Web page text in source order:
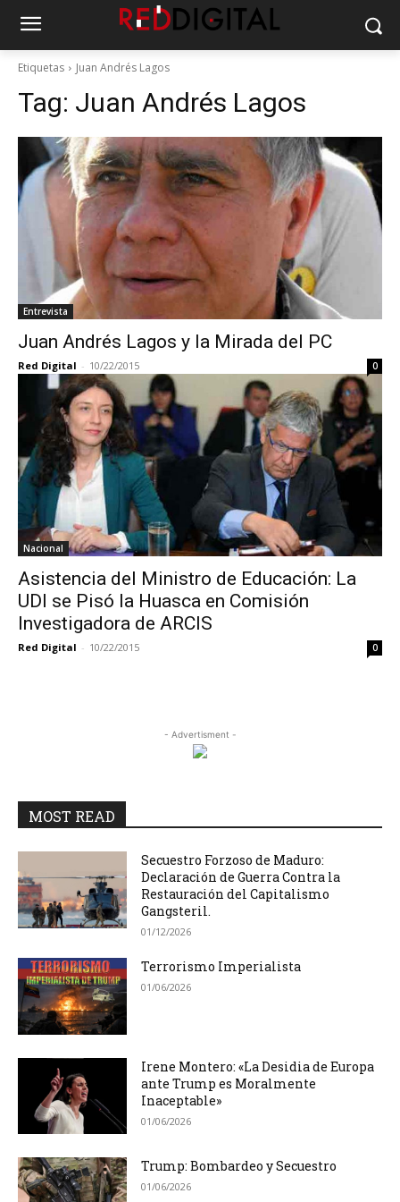
Etiquetas Juan Andrés Lagos
Tag: Juan Andrés Lagos
Entrevista
Juan Andrés Lagos y la Mirada del PC
Red Digital - 10/22/2015 0
Nacional
Asistencia del Ministro de Educación: La
UDI se Pisó la Huasca en Comisión
Investigadora de ARCIS
Red Digital - 10/22/2015 0
- Advertisment -
MOST READ
Secuestro Forzoso de Maduro:
Declaración de Guerra Contra la
Restauración del Capitalismo
Gangsteril.
01/12/2026
Terrorismo Imperialista
01/06/2026
Irene Montero: «La Desidia de Europa
ante Trump es Moralmente
Inaceptable»
01/06/2026
Trump: Bombardeo y Secuestro
01/06/2026